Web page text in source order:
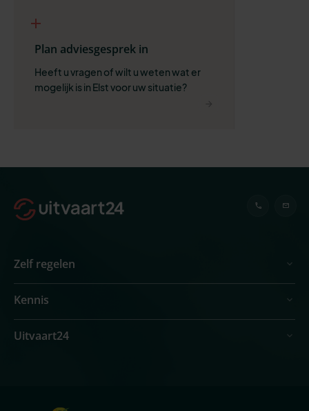
Plan adviesgesprek in
Heeft u vragen of wilt u weten wat er
mogelijk is in Elst voor uw situatie?
Zelf regelen
Kennis
Uitvaart24